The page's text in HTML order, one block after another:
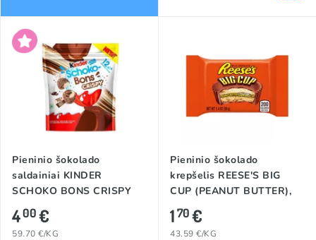
Pieninio šokolado
saldainiai KINDER
SCHOKO BONS CRISPY
(MILKY & COCOA), 67g
400€
59.70 €/KG
Pieninio šokolado
krepšelis REESE'S BIG
CUP (PEANUT BUTTER),
39g
170€
43.59 €/KG